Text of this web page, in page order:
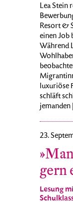
Lea Stein
Resort &
einen Job
Während
luxuriöse
schläft
jemanden
23.
gern
Lesung